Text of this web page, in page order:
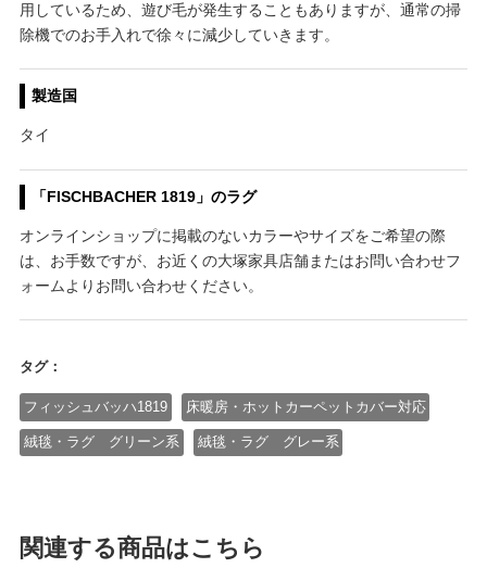
用しているため、遊び毛が発生することもありますが、通常の掃
除機でのお手入れで徐々に減少していきます。
製造国
タイ
「FISCHBACHER 1819」のラグ
オンラインショップに掲載のないカラーやサイズをご希望の際
は、お手数ですが、お近くの大塚家具店舗またはお問い合わせフ
ォームよりお問い合わせください。
タグ：
フィッシュバッハ1819 床暖房・ホットカーペットカバー対応
絨毯・ラグ グリーン系 絨毯・ラグ グレー系
関連する商品はこちら